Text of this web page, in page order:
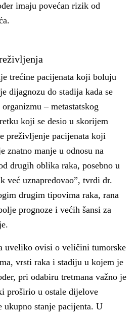
imaju povećan rizik od
trećine pacijenata koji boluju
dijagnozu do stadija kada se
– metastatskog
koji se desio u skorijem
preživljenje pacijenata koji
znatno manje u odnosu na
drugih oblika raka, posebno u
već uznapredovao”, tvrdi dr.
drugim tipovima raka, rana
prognoze i većih šansi za
uveliko ovisi o veličini tumorske
vrsti raka i stadiju u kojem je
pri odabiru tretmana važno je
proširio u ostale dijelove
ukupno stanje pacijenta. U